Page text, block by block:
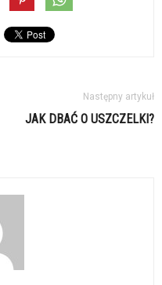
Następny artykuł
JAK DBAĆ O USZCZELKI?